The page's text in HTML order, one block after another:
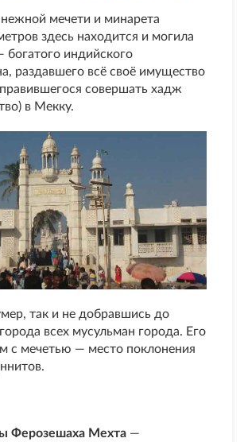
мечети и минарета
здесь находится и могила
индийского
раздавшего всё своё имущество
совершать хадж
в Мекку.
так и не добравшись до
всех мусульман города. Его
с мечетью — место поклонения
Ферозешаха Мехта —